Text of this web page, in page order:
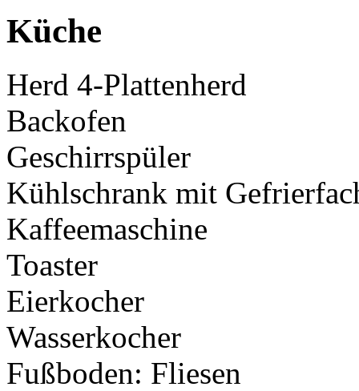
Küche
Herd 4-Plattenherd
Backofen
Geschirrspüler
Kühlschrank mit
Kaffeemaschine
Toaster
Eierkocher
Wasserkocher
Fußboden: Fliesen